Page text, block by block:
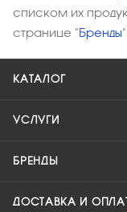
списком их
странице "Бренды
КАТАЛОГ
УСЛУГИ
БРЕНДЫ
ДОСТАВКА И